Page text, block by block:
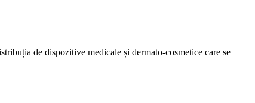
de dispozitive medicale și dermato-cosmetice care se